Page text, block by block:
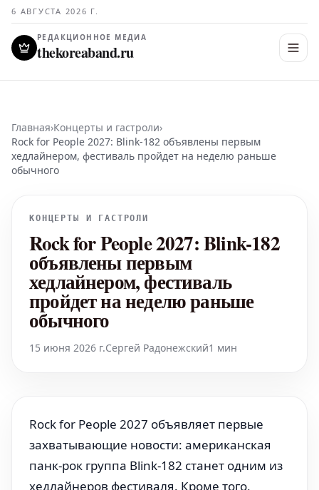
6 АВГУСТА 2026 Г.
РЕДАКЦИОННОЕ МЕДИА
thekoreaband.ru
Главная›Концерты и гастроли›
Rock for People 2027: Blink-182 объявлены первым
хедлайнером, фестиваль пройдет на неделю раньше
обычного
КОНЦЕРТЫ И ГАСТРОЛИ
Rock for People 2027: Blink-182
объявлены первым
хедлайнером, фестиваль
пройдет на неделю раньше
обычного
15 июня 2026 г.Сергей Радонежский1 мин
Rock for People 2027 объявляет первые
захватывающие новости: американская
панк-рок группа Blink-182 станет одним из
хедлайнеров фестиваля. Кроме того,